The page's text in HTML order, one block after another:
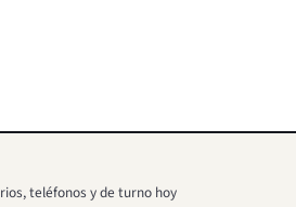
teléfonos y de turno hoy